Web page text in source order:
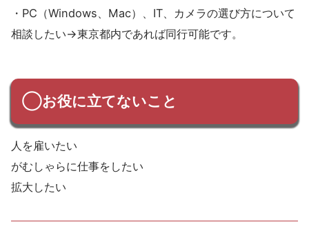
・PC（Windows、Mac）、IT、カメラの選び方について
相談したい→東京都内であれば同行可能です。
◯お役に立てないこと
人を雇いたい
がむしゃらに仕事をしたい
拡大したい